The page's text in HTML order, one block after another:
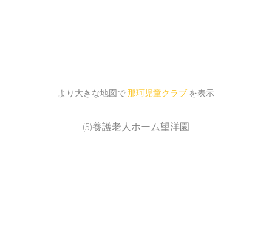
より大きな地図で那珂児童クラブ を表示
(5)養護老人ホーム望洋園